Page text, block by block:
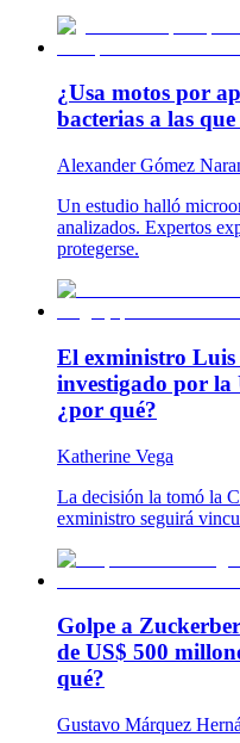
¿Usa motos por
bacterias a las que
Alexander Gómez
Un estudio halló
analizados. Expertos
protegerse.
El exministro Luis
investigado por
¿por qué?
Katherine Vega
La decisión la tomó la
exministro seguirá
Golpe a
de US$ 500
qué?
Gustavo Márquez